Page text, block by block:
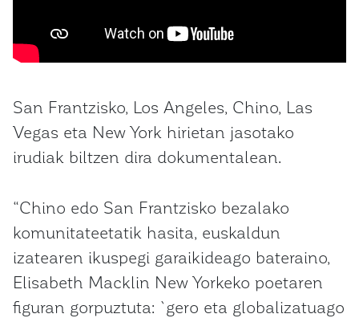
San Frantzisko, Los Angeles, Chino, Las
Vegas eta New York hirietan jasotako
irudiak biltzen dira dokumentalean.
“Chino edo San Frantzisko bezalako
komunitateetatik hasita, euskaldun
izatearen ikuspegi garaikideago bateraino,
Elisabeth Macklin New Yorkeko poetaren
figuran gorpuztuta: `gero eta globalizatuago